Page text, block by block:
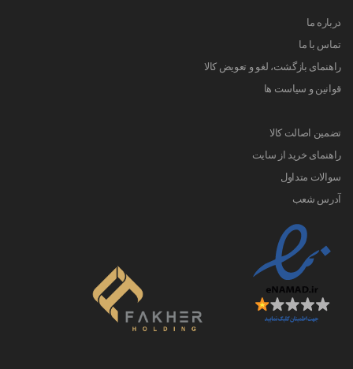
درباره ما
تماس با ما
راهنمای بازگشت، لغو و تعویض کالا
قوانین و سیاست ها
تضمین اصالت کالا
راهنمای خرید از سایت
سوالات متداول
آدرس شعب